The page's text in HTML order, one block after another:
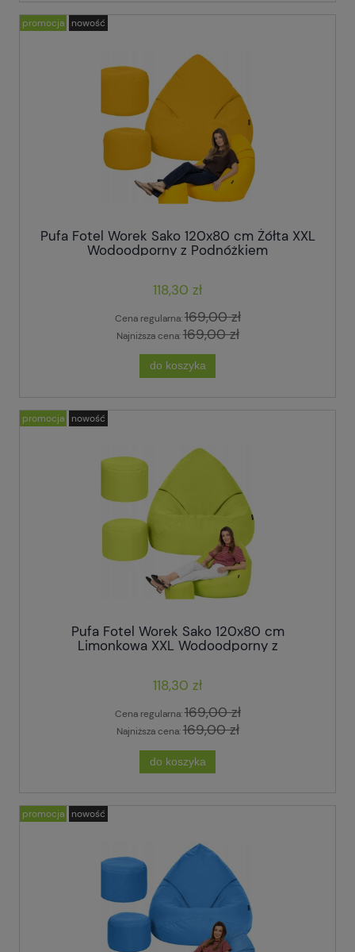
Pufa Fotel Worek Sako 120x80 cm Żółta XXL
Wodoodporny z Podnóżkiem
118,30 zł
Cena regularna:169,00 zł
Najniższa cena:169,00 zł
do koszyka
promocja nowość
Pufa Fotel Worek Sako 120x80 cm
Limonkowa XXL Wodoodporny z
118,30 zł
Cena regularna:169,00 zł
Najniższa cena:169,00 zł
do koszyka
promocja nowość
promocja nowość